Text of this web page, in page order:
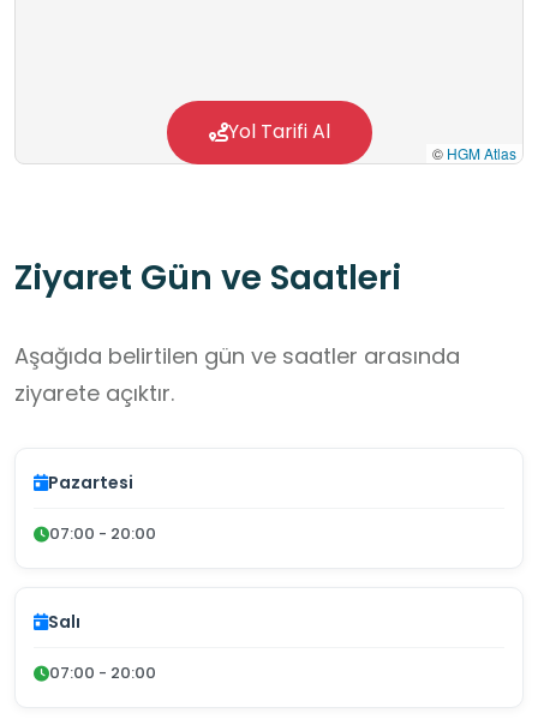
© HGM Atlas
Yol Tarifi Al
Ziyaret Gün ve Saatleri
Aşağıda belirtilen gün ve saatler arasında
ziyarete açıktır.
Pazartesi
07:00 - 20:00
Salı
07:00 - 20:00